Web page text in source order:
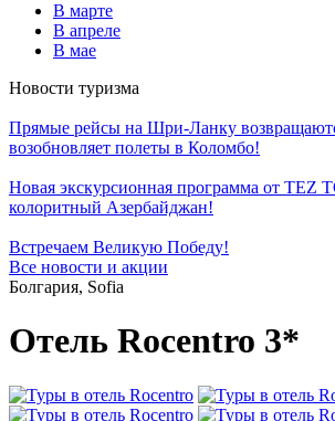
В марте
В апреле
В мае
Новости туризма
Прямые рейсы на Шри-Ланку
возобновляет полеты в Коломбо!
Новая экскурсионная программа от TEZ
колоритный Азербайджан!
Встречаем Великую Победу!
Все новости и акции
Болгария, Sofia
Отель Rocentro 3*